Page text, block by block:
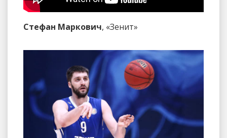
Стефан Маркович, «Зенит»